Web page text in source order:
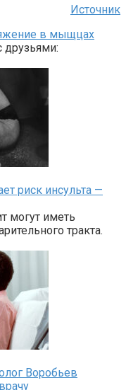
Источник
в мыщцах
друзьями:
риск инсульта —
могут иметь
тракта.
Воробьев